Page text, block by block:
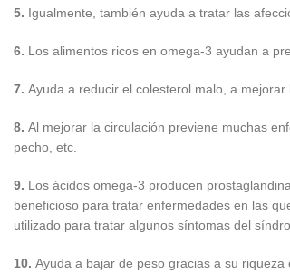
5. Igualmente, también ayuda a tratar las
6. Los alimentos ricos en omega-3 ayudan a
7. Ayuda a reducir el colesterol malo, a
8. Al mejorar la circulación previene muchas
pecho, etc.
9. Los ácidos omega-3 producen
beneficioso para tratar enfermedades en las
utilizado para tratar algunos síntomas del
10. Ayuda a bajar de peso gracias a su